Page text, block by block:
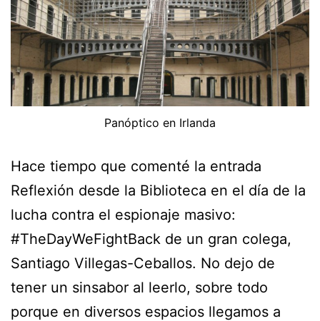
Panóptico en Irlanda
Hace tiempo que comenté la entrada
Reflexión desde la Biblioteca en el día de la
lucha contra el espionaje masivo:
#TheDayWeFightBack de un gran colega,
Santiago Villegas-Ceballos. No dejo de
tener un sinsabor al leerlo, sobre todo
porque en diversos espacios llegamos a